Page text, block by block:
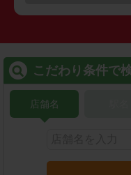
こだわり条件で
店舗名